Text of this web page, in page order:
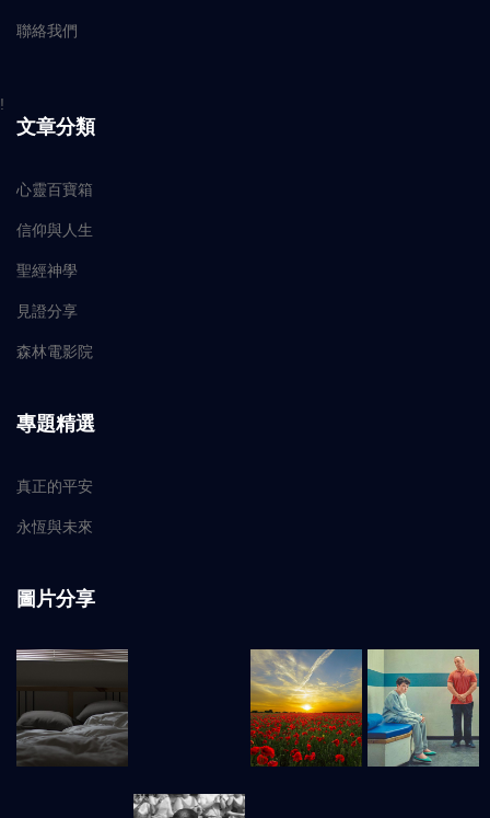
聯絡我們
!
文章分類
心靈百寶箱
信仰與人生
聖經神學
見證分享
森林電影院
專題精選
真正的平安
永恆與未來
圖片分享